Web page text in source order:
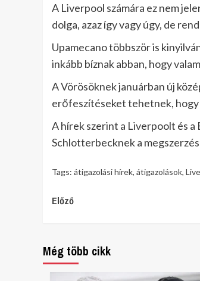
A Liverpool számára ez nem
dolga, azaz így vagy úgy, de
Upamecano többször is
inkább bíznak abban, hogy
A Vörösöknek januárban új
erőfeszítéseket tehetnek,
A hírek szerint a Liverpoolt és
Schlotterbecknek a
Tags: átigazolási hírek, átigazolások,
Continue
Előző
Még több cikk